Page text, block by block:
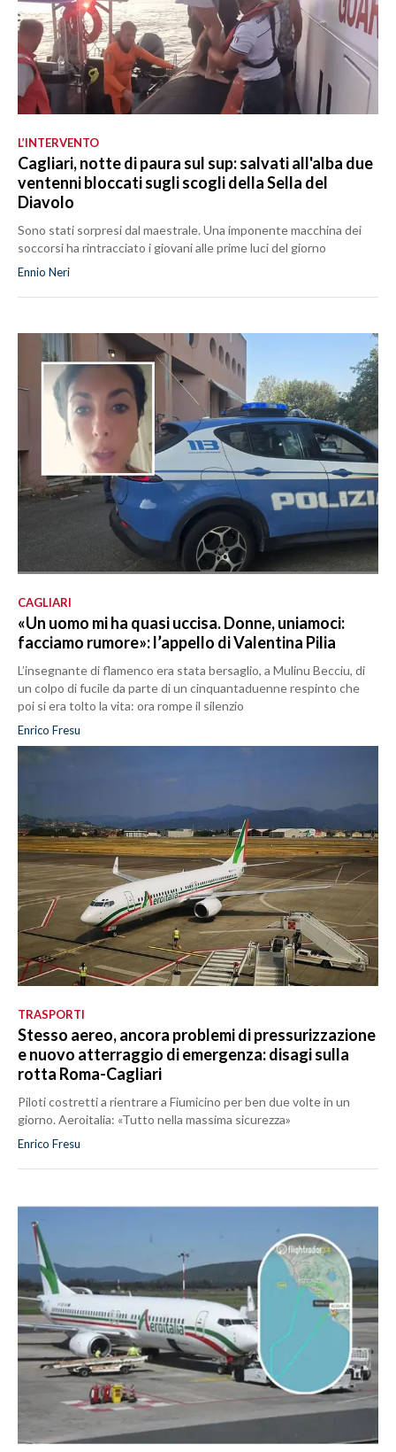
L’INTERVENTO
Cagliari, notte di paura sul sup: salvati all'alba due
ventenni bloccati sugli scogli della Sella del
Diavolo
Sono stati sorpresi dal maestrale. Una imponente macchina dei
soccorsi ha rintracciato i giovani alle prime luci del giorno
Ennio Neri
CAGLIARI
«Un uomo mi ha quasi uccisa. Donne, uniamoci:
facciamo rumore»: l’appello di Valentina Pilia
L’insegnante di flamenco era stata bersaglio, a Mulinu Becciu, di
un colpo di fucile da parte di un cinquantaduenne respinto che
poi si era tolto la vita: ora rompe il silenzio
Enrico Fresu
TRASPORTI
Stesso aereo, ancora problemi di pressurizzazione
e nuovo atterraggio di emergenza: disagi sulla
rotta Roma-Cagliari
Piloti costretti a rientrare a Fiumicino per ben due volte in un
giorno. Aeroitalia: «Tutto nella massima sicurezza»
Enrico Fresu